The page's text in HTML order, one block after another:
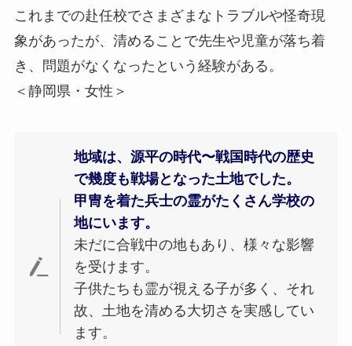
これまでの赴任校でさまざまなトラブルや怪奇現
象があったが、清めることで先生や児童が落ち着
き、問題がなくなったという経験がある。
＜静岡県・女性＞
地域は、源平の時代〜戦国時代の歴史
で幾度も戦場となった土地でした。
甲冑を着た兵士の霊がたくさん学校の
地にいます。
未だに合戦中の地もあり、様々な影響
を受けます。
子供たちも霊が視える子が多く、それ
故、土地を清める大切さを実感してい
ます。